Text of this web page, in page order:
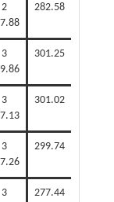
2
282.58
3
301.25
3
301.02
3
299.74
3
277.44